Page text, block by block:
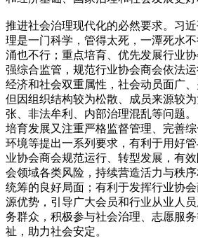
推进社会治理现代化的必然要求。习
理是一门科学，管得太死，一潭死水
涌也不行；重点培育、优先发展行业
强综合监管，规范行业协会商会依法
经济和社会双重属性，社会动员面广、
但因组织结构较为松散、成员来源较
张、非法牟利、内部治理混乱等问题
培育发展又注重严格监督管理、完善
环境等提出一系列要求，有利于用好
业协会商会规范运行、转型发展，有
会领域各类风险，持续营造活力与秩
统筹的良好局面；有利于发挥行业协
源优势，引导广大会员和行业从业人
务群众，积极参与社会治理、志愿服
祉，助力社会安定。